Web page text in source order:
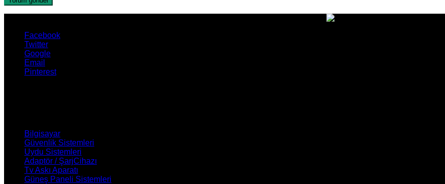
Facebook
Twitter
Google
Email
Pinterest
Bilgisayar
Güvenlik Sistemleri
Uydu Sistemleri
Adaptör / ŞarjCihazı
Tv Askı Aparatı
Güneş Paneli Sistemleri